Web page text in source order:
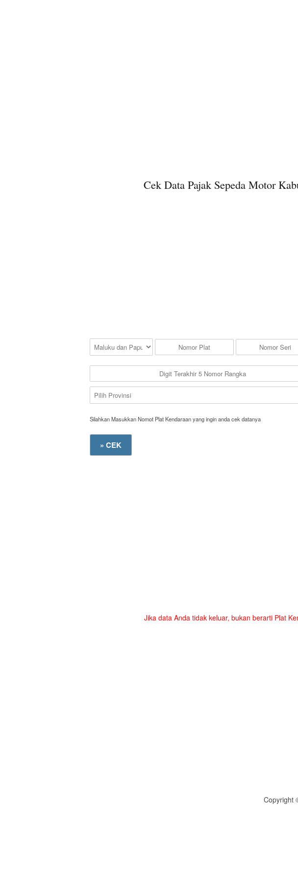
Cek Data Pajak Sepeda Motor
Silahkan Masukkan Nomot Plat Kendaraan yang ingin anda cek datanya
Jika data Anda tidak keluar, bukan berarti Plat
Copyright